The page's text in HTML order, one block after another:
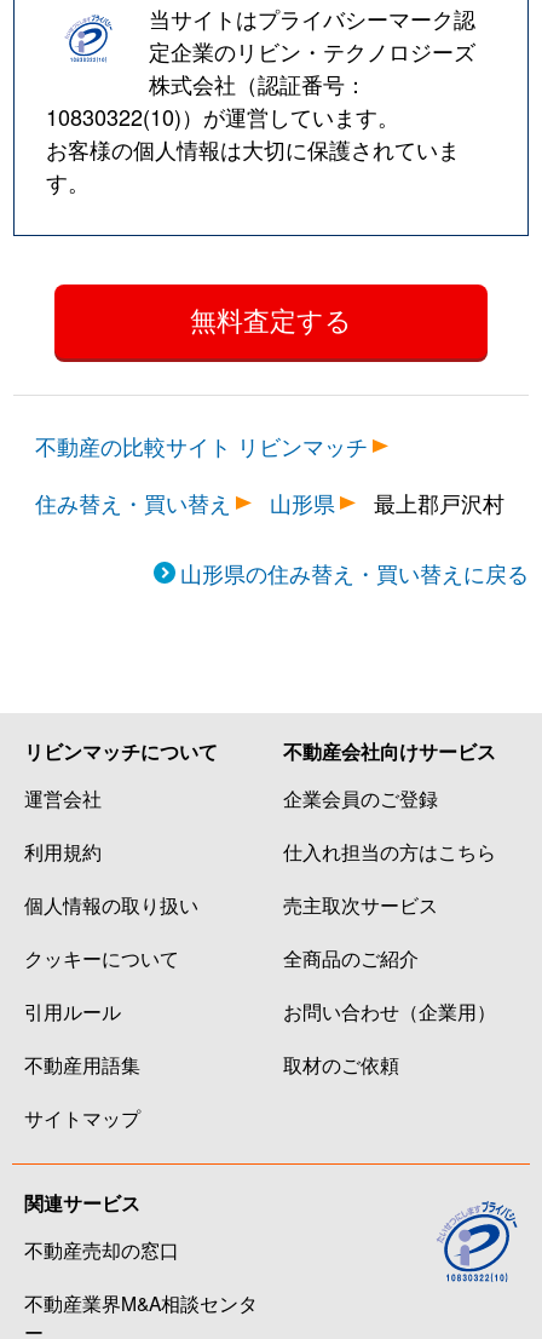
当サイトはプライバシーマーク認
定企業のリビン・テクノロジーズ
株式会社（認証番号：
10830322(10)）が運営しています。
お客様の個人情報は大切に保護されていま
す。
不動産の比較サイト リビンマッチ
住み替え・買い替え
山形県 最上郡戸沢村
山形県の住み替え・買い替えに戻る
リビンマッチについて
運営会社
利用規約
個人情報の取り扱い
クッキーについて
引用ルール
不動産用語集
サイトマップ
不動産会社向けサービス
企業会員のご登録
仕入れ担当の方はこちら
売主取次サービス
全商品のご紹介
お問い合わせ（企業用）
取材のご依頼
関連サービス
不動産売却の窓口
不動産業界M&A相談センタ
ー